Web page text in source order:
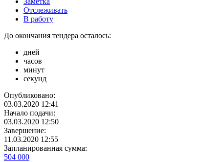
Отслеживать
В работу
До окончания тендера осталось:
дней
часов
минут
секунд
Опубликовано:
03.03.2020 12:41
Начало подачи:
03.03.2020 12:50
Завершение:
11.03.2020 12:55
Запланированная сумма:
504 000